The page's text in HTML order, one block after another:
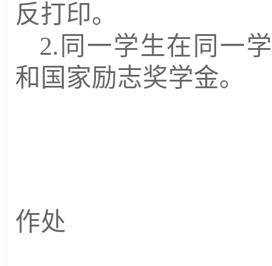
反打印。
2. 同一学生在同一
和国家励志奖学金。
作处